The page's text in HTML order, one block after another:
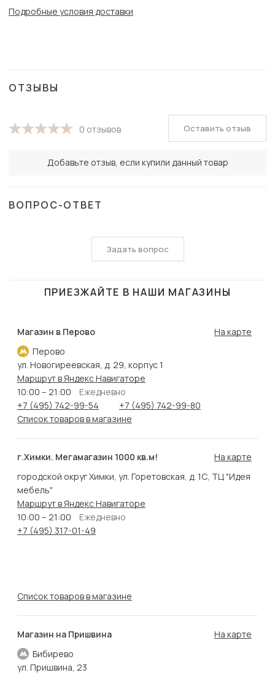
Подробные условия доставки
ОТЗЫВЫ
0 отзывов
Добавьте отзыв, если купили данный товар
Оставить отзыв
ВОПРОС-ОТВЕТ
Задать вопрос
ПРИЕЗЖАЙТЕ В НАШИ МАГАЗИНЫ
Магазин в Перово
Перово
На карте
ул. Новогиреевская, д. 29, корпус 1
Маршрут в Яндекс Навигаторе
10:00 – 21:00
Ежедневно
+7 (495) 742-99-54
+7 (495) 742-99-80
Список товаров в магазине
г.Химки. Мегамагазин 1000 кв.м!
На карте
городской округ Химки, ул. Горетовская, д. 1С, ТЦ "Идея
мебель"
Маршрут в Яндекс Навигаторе
10:00 – 21:00
Ежедневно
+7 (495) 317-01-49
Список товаров в магазине
Магазин на Пришвина
Бибирево
На карте
ул. Пришвина, 23